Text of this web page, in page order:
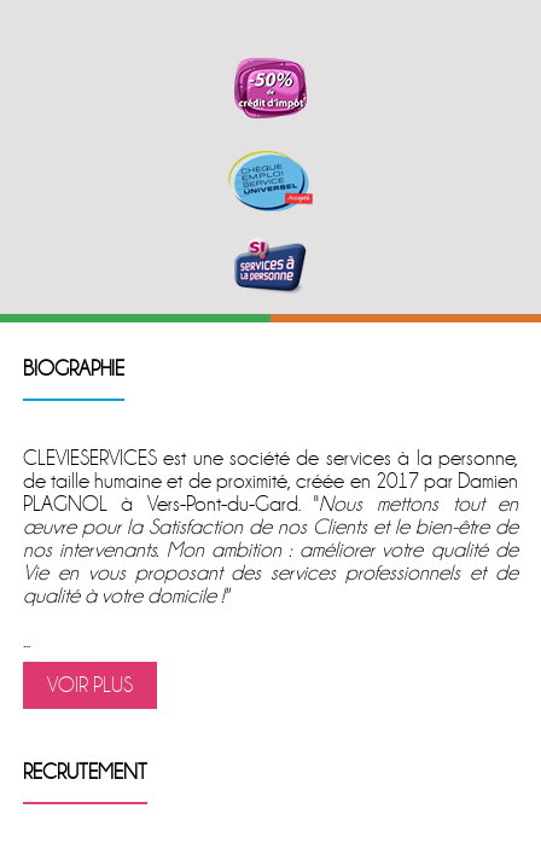
BIOGRAPHIE
CLEVIESERVICES est une société de services à la personne,
de taille humaine et de proximité, créée en 2017 par Damien
PLAGNOL à Vers-Pont-du-Gard. ''Nous mettons tout en
œuvre pour la Satisfaction de nos Clients et le bien-être de
nos intervenants. Mon ambition : améliorer votre qualité de
Vie en vous proposant des services professionnels et de
qualité à votre domicile !''
...
VOIR PLUS
RECRUTEMENT